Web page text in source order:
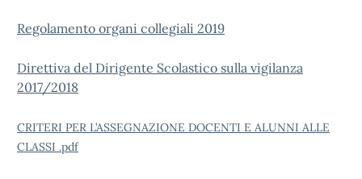
Regolamento organi collegiali 2019
Direttiva del Dirigente Scolastico sulla vigilanza
2017/2018
CRITERI PER L’ASSEGNAZIONE DOCENTI E ALUNNI ALLE
CLASSI .pdf